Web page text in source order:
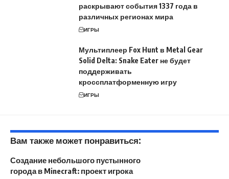
раскрывают события 1337 года в
различных регионах мира
ИГРЫ
Мультиплеер Fox Hunt в Metal Gear
Solid Delta: Snake Eater не будет
поддерживать
кроссплатформенную игру
ИГРЫ
Вам также может понравиться:
Создание небольшого пустынного
города в Minecraft: проект игрока